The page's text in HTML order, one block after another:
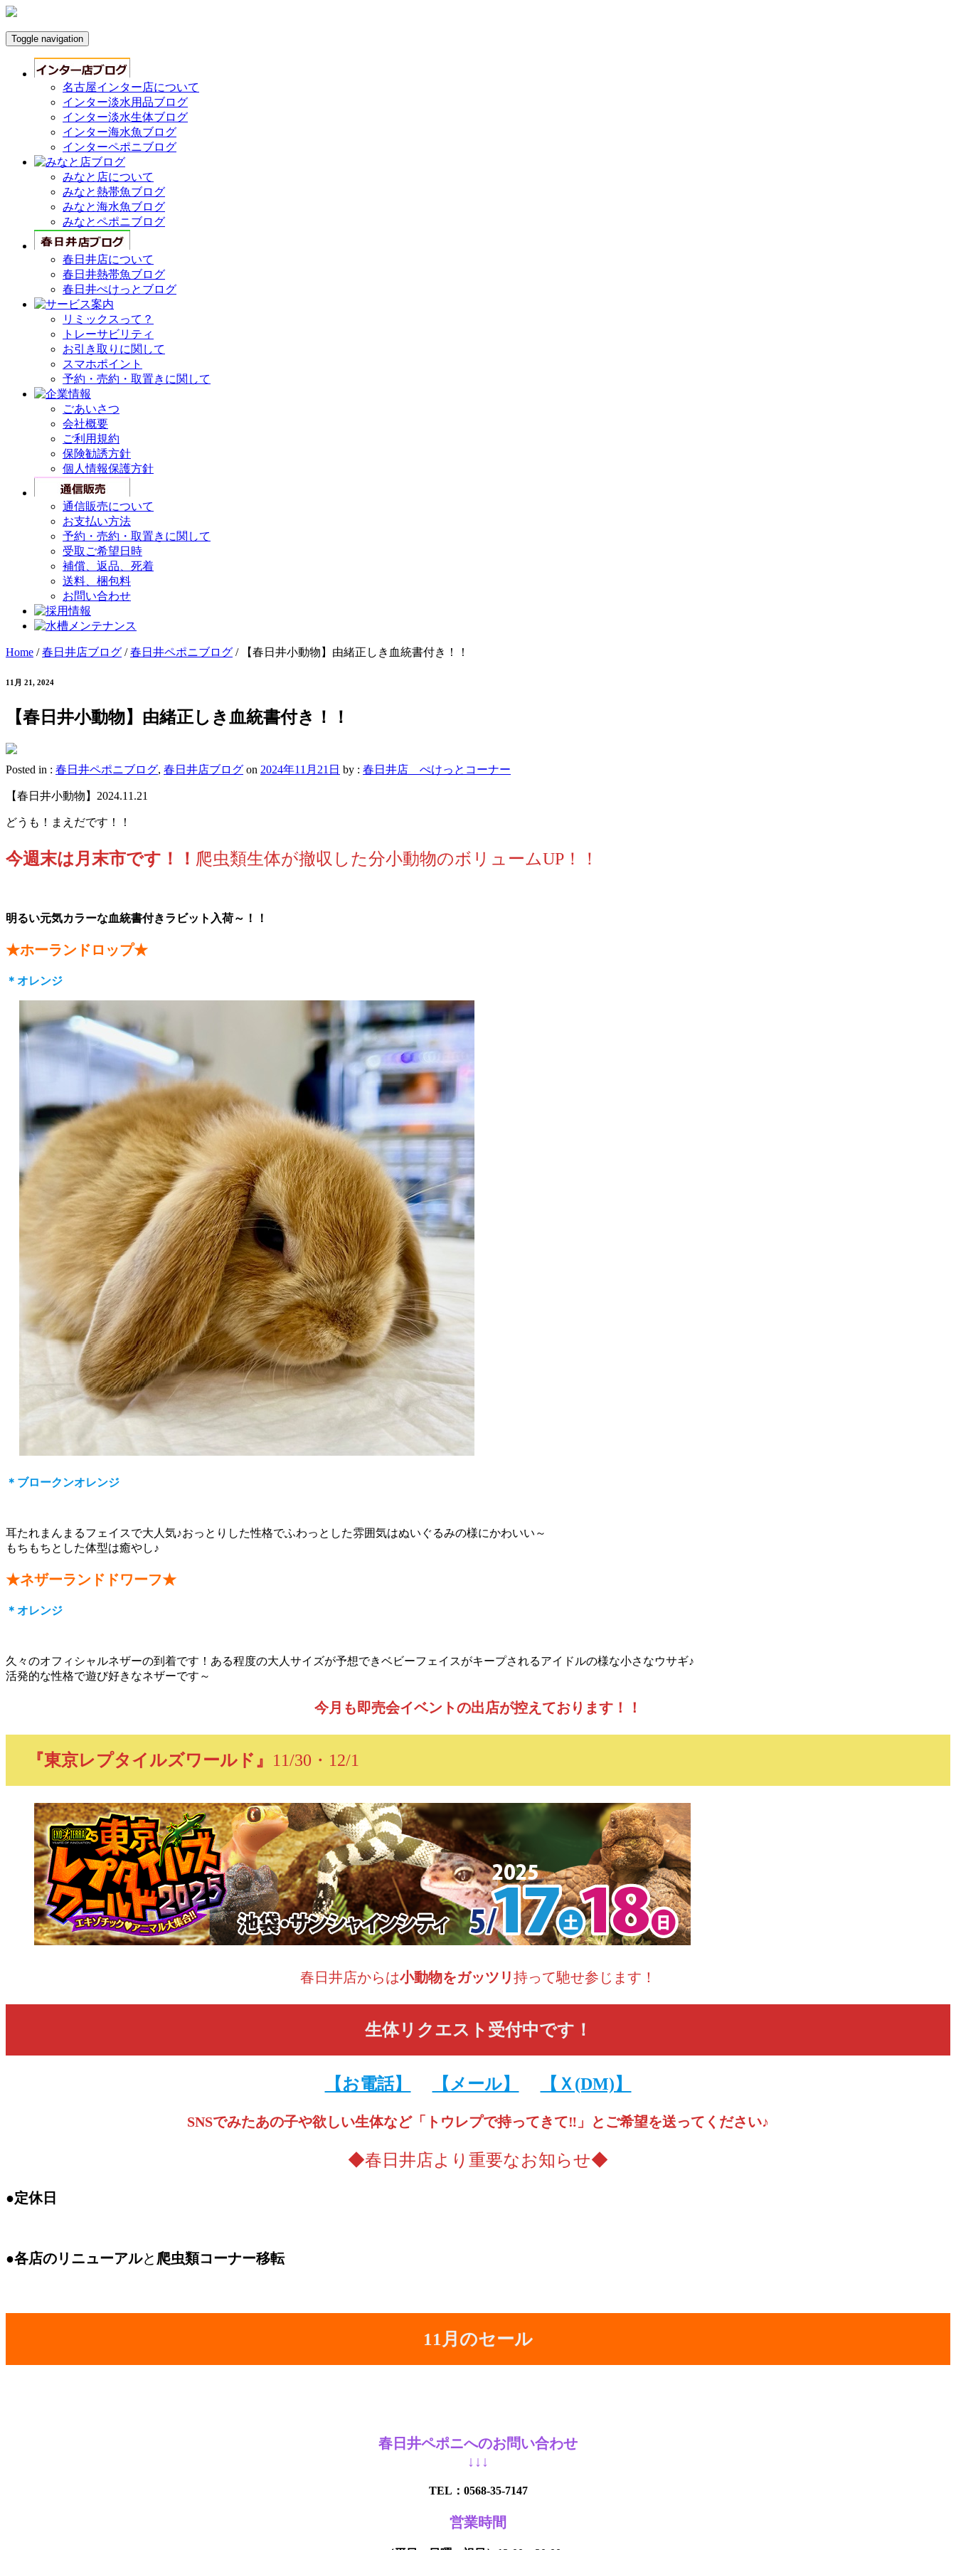
Toggle navigation
名古屋インター店について
インター淡水用品ブログ
インター淡水生体ブログ
インター海水魚ブログ
インターペポニブログ
みなと店について
みなと熱帯魚ブログ
みなと海水魚ブログ
みなとペポニブログ
春日井店について
春日井熱帯魚ブログ
春日井ぺけっとブログ
リミックスって？
トレーサビリティ
お引き取りに関して
スマホポイント
予約・売約・取置きに関して
ごあいさつ
会社概要
ご利用規約
保険勧誘方針
個人情報保護方針
通信販売について
お支払い方法
予約・売約・取置きに関して
受取ご希望日時
補償、返品、死着
送料、梱包料
お問い合わせ
Home /春日井店ブログ /春日井ペポニブログ / 【春日井小動物】由緒正しき血統書付き！！
11月 21, 2024
【春日井小動物】由緒正しき血統書付き！！
Posted in : 春日井ペポニブログ, 春日井店ブログ on 2024年11月21日 by : 春日井店 ぺけっとコーナー
【春日井小動物】2024.11.21
どうも！まえだです！！
今週末は月末市です！！ 爬虫類生体が撤収した分小動物のボリュームUP！！
明るい元気カラーな血統書付きラビット入荷～！！
★ホーランドロップ★
＊オレンジ
＊ブロークンオレンジ
耳たれまんまるフェイスで大人気♪おっとりした性格でふわっとした雰囲気はぬいぐるみの様にかわいい～
もちもちとした体型は癒やし♪
★ネザーランドドワーフ★
＊オレンジ
久々のオフィシャルネザーの到着です！ある程度の大人サイズが予想できベビーフェイスがキープされるアイドルの様な小さなウサギ♪
活発的な性格で遊び好きなネザーです～
今月も即売会イベントの出店が控えております！！
『東京レプタイルズワールド』 11/30・12/1
春日井店からは小動物をガッツリ持って馳せ参じます！
生体リクエスト受付中です！
【お電話】 【メール】 【Ｘ(DM)】
SNSでみたあの子や欲しい生体など「トウレプで持ってきて‼️」とご希望を送ってください♪
◆春日井店より重要なお知らせ◆
●定休日
●各店のリニューアルと 爬虫類コーナー移転
11月のセール
春日井ペポニへのお問い合わせ
↓↓↓
TEL：0568-35-7147
営業時間